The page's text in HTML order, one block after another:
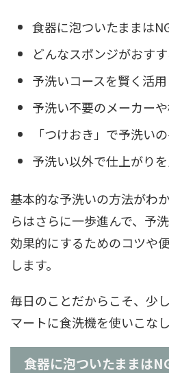
食器に泡ついたままは
どんなスポンジがおす
予洗いコースを賢く活用
予洗い不要のメーカー
「つけおき」で予洗い
予洗い以外で仕上がり
基本的な予洗いの方法がわ
らはさらに一歩進んで、予
効果的にするためのコツや
します。
毎日のことだからこそ、少
マートに食洗機を使いこな
食器に泡ついたままは